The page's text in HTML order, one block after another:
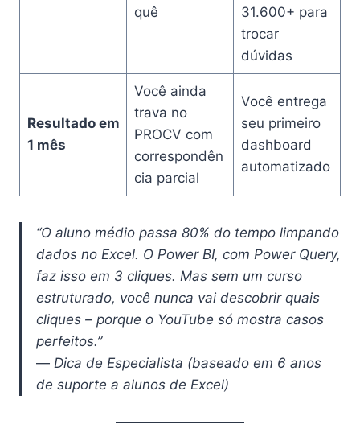
quê
31.600+ para
trocar
dúvidas
Resultado em
1 mês
Você ainda
trava no
PROCV com
correspondên
cia parcial
Você entrega
seu primeiro
dashboard
automatizado
“O aluno médio passa 80% do tempo limpando
dados no Excel. O Power BI, com Power Query,
faz isso em 3 cliques. Mas sem um curso
estruturado, você nunca vai descobrir quais
cliques – porque o YouTube só mostra casos
perfeitos.”
— Dica de Especialista (baseado em 6 anos
de suporte a alunos de Excel)